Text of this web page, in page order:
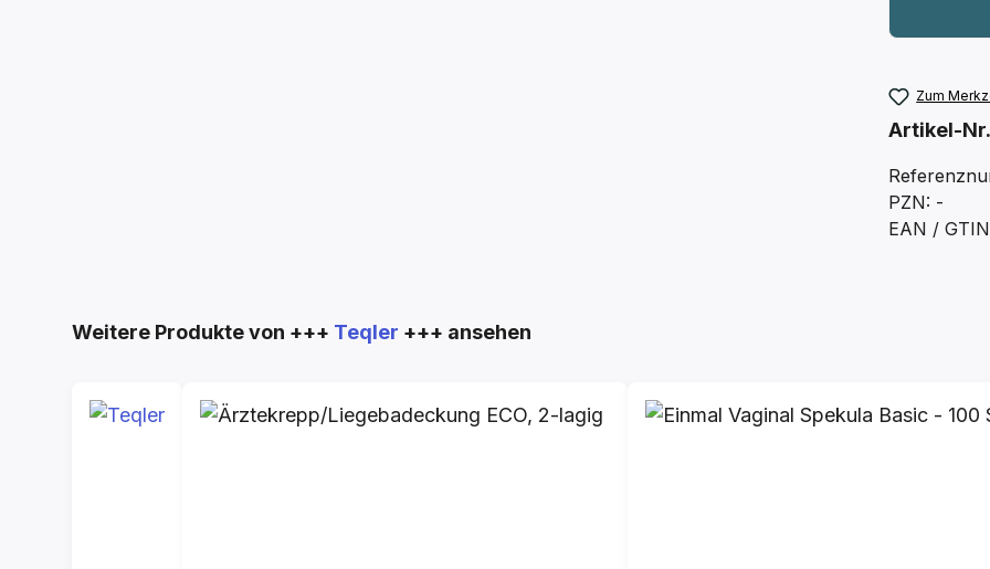
Zum
Artikel-
PZN: -
EAN /
Produktgalerie überspringen
Weitere Produkte von +++ Teqler +++ ansehen